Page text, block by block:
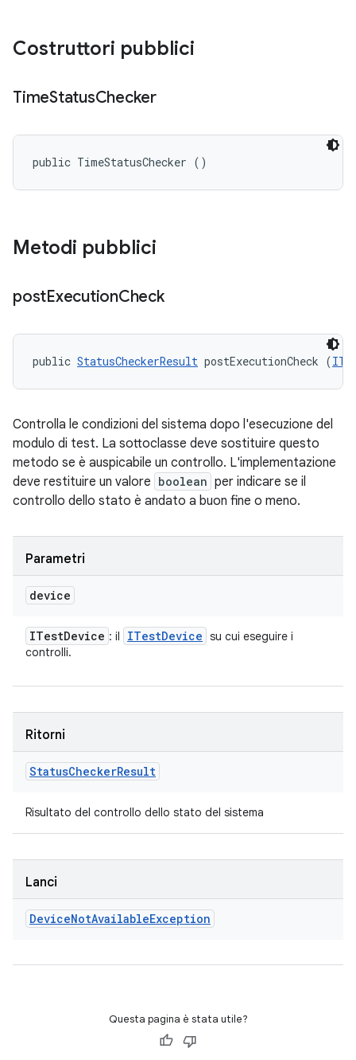
Costruttori pubblici
TimeStatusChecker
public TimeStatusChecker ()
Metodi pubblici
postExecutionCheck
public StatusCheckerResult postExecutionCheck (
Controlla le condizioni del sistema dopo l'esecuzione del
modulo di test. La sottoclasse deve sostituire questo
metodo se è auspicabile un controllo. L'implementazione
deve restituire un valore boolean per indicare se il
controllo dello stato è andato a buon fine o meno.
Parametri
device
ITestDevice : il ITestDevice su cui eseguire i
controlli.
Ritorni
StatusCheckerResult
Risultato del controllo dello stato del sistema
Lanci
DeviceNotAvailableException
Questa pagina è stata utile?